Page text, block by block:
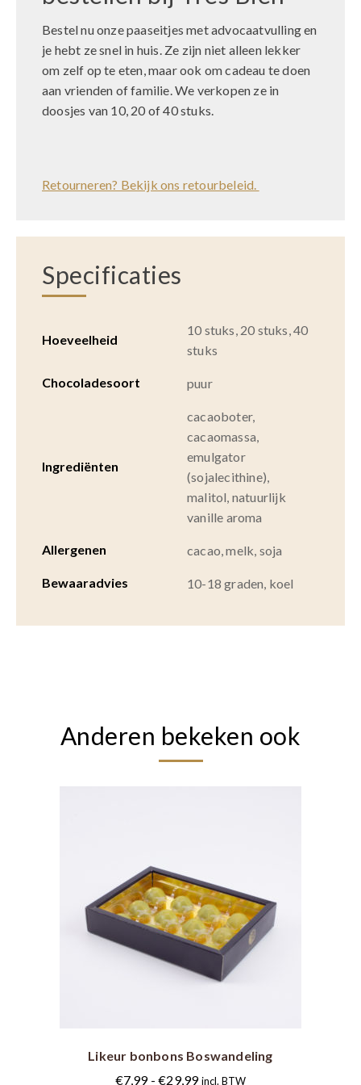
Bestel nu onze paaseitjes met advocaatvulling en
je hebt ze snel in huis. Ze zijn niet alleen lekker
om zelf op te eten, maar ook om cadeau te doen
aan vrienden of familie. We verkopen ze in
doosjes van 10, 20 of 40 stuks.
Retourneren? Bekijk ons retourbeleid.
Specificaties
Hoeveelheid
10 stuks, 20 stuks, 40
stuks
Chocoladesoort puur
Ingrediënten
cacaoboter,
cacaomassa,
emulgator
(sojalecithine),
malitol, natuurlijk
vanille aroma
Allergenen cacao, melk, soja
Bewaaradvies 10-18 graden, koel
Anderen bekeken ook
Likeur bonbons Boswandeling
€7,99 - €29,99Prijsklasse:
incl. BTW
Dit
variaties.
Deze